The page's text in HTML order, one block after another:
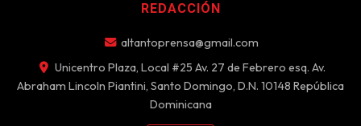
REDACCIÓN
altantoprensa@gmail.com
Unicentro Plaza, Local #25 Av. 27 de Febrero esq. Av.
Abraham Lincoln Piantini, Santo Domingo, D.N. 10148 República
Dominicana